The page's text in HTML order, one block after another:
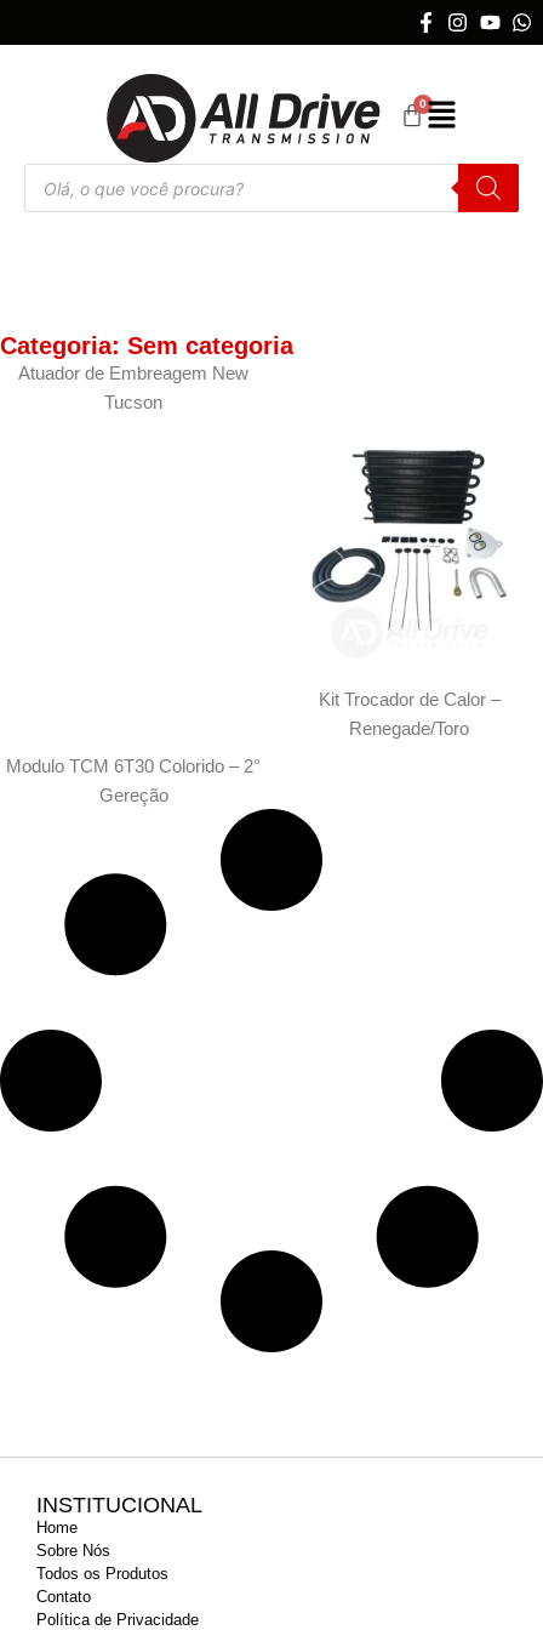
Categoria: Sem categoria
Atuador de Embreagem New
Tucson
Kit Trocador de Calor –
Renegade/Toro
Modulo TCM 6T30 Colorido – 2°
Gereção
INSTITUCIONAL
Home
Sobre Nós
Todos os Produtos
Contato
Política de Privacidade